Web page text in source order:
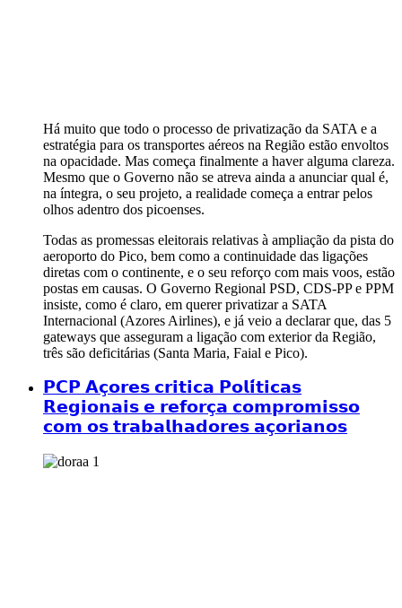
Há muito que todo o processo de privatização da SATA e a
estratégia para os transportes aéreos na Região estão envoltos
na opacidade. Mas começa finalmente a haver alguma clareza.
Mesmo que o Governo não se atreva ainda a anunciar qual é,
na íntegra, o seu projeto, a realidade começa a entrar pelos
olhos adentro dos picoenses.
Todas as promessas eleitorais relativas à ampliação da pista do
aeroporto do Pico, bem como a continuidade das ligações
diretas com o continente, e o seu reforço com mais voos, estão
postas em causas. O Governo Regional PSD, CDS-PP e PPM
insiste, como é claro, em querer privatizar a SATA
Internacional (Azores Airlines), e já veio a declarar que, das 5
gateways que asseguram a ligação com exterior da Região,
três são deficitárias (Santa Maria, Faial e Pico).
𝗣𝗖𝗣 𝗔𝗰̧𝗼𝗿𝗲𝘀 𝗰𝗿𝗶𝘁𝗶𝗰𝗮 𝗣𝗼𝗹𝗶́𝘁𝗶𝗰𝗮𝘀
𝗥𝗲𝗴𝗶𝗼𝗻𝗮𝗶𝘀 𝗲 𝗿𝗲𝗳𝗼𝗿𝗰̧𝗮 𝗰𝗼𝗺𝗽𝗿𝗼𝗺𝗶𝘀𝘀𝗼
𝗰𝗼𝗺 𝗼𝘀 𝘁𝗿𝗮𝗯𝗮𝗹𝗵𝗮𝗱𝗼𝗿𝗲𝘀 𝗮𝗰̧𝗼𝗿𝗶𝗮𝗻𝗼𝘀